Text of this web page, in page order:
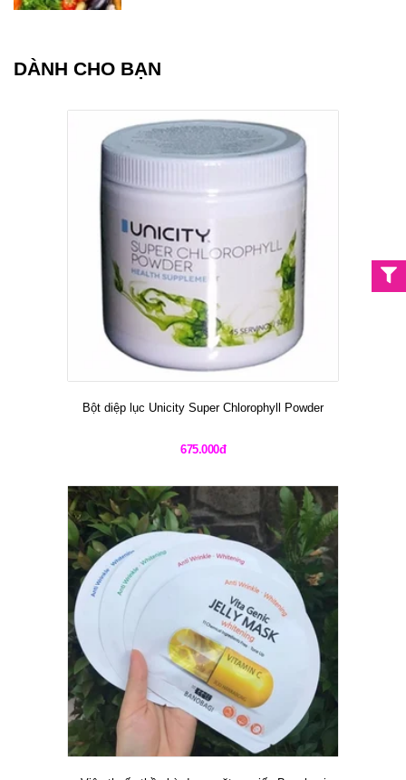
DÀNH CHO BẠN
Bột diệp lục Unicity Super Chlorophyll Powder
675.000đ